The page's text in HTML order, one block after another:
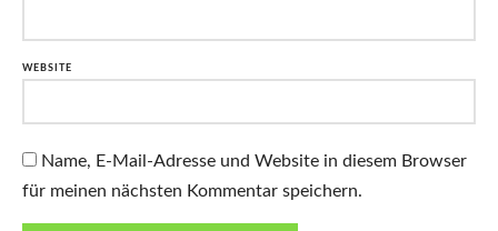
WEBSITE
Name, E-Mail-Adresse und Website in diesem Browser
für meinen nächsten Kommentar speichern.